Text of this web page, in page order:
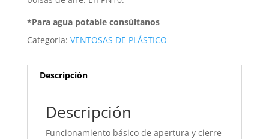
*Para agua potable consúltanos
Categoría: VENTOSAS DE PLÁSTICO
Descripción
Descripción
Funcionamiento básico de apertura y cierre